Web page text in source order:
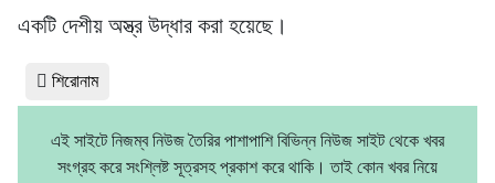
একটি দেশীয় অস্ত্র উদ্ধার করা হয়েছে।
শিরোনাম
এই সাইটে নিজম্ব নিউজ তৈরির পাশাপাশি বিভিন্ন নিউজ সাইট থেকে খবর
সংগ্রহ করে সংশ্লিষ্ট সূত্রসহ প্রকাশ করে থাকি। তাই কোন খবর নিয়ে